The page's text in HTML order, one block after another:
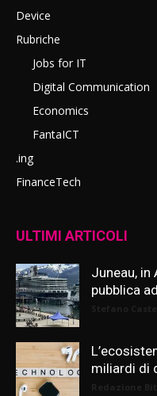
Device
Rubriche
Jobs for IT
Digital Communication
Economics
FantaICT
.ing
FinanceTech
ULTIMI ARTICOLI
Juneau, in
pubblica
miliardi di